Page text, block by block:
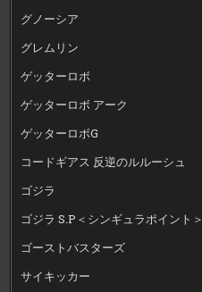
グノーシア
グレムリン
ゲッターロボ
ゲッターロボ アーク
ゲッターロボG
コードギアス 反逆のルルーシュ
ゴジラ
ゴジラ S.P＜シンギュラポイント＞
ゴーストバスターズ
サイキッカー